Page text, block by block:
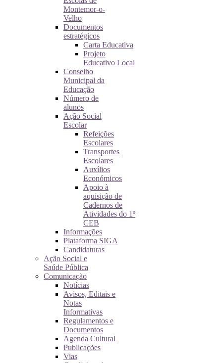
Montemor-o-
Velho
Documentos
estratégicos
Carta Educativa
Projeto
Educativo Local
Conselho
Municipal da
Educação
Número de
alunos
Ação Social
Escolar
Refeições
Escolares
Transportes
Escolares
Auxílios
Económicos
Apoio à
aquisição de
Cadernos de
Atividades do 1º
CEB
Informações
Plataforma SIGA
Candidaturas
Ação Social e
Saúde Pública
Comunicação
Notícias
Avisos, Editais e
Notas
Informativas
Regulamentos e
Documentos
Agenda Cultural
Publicações
Vias